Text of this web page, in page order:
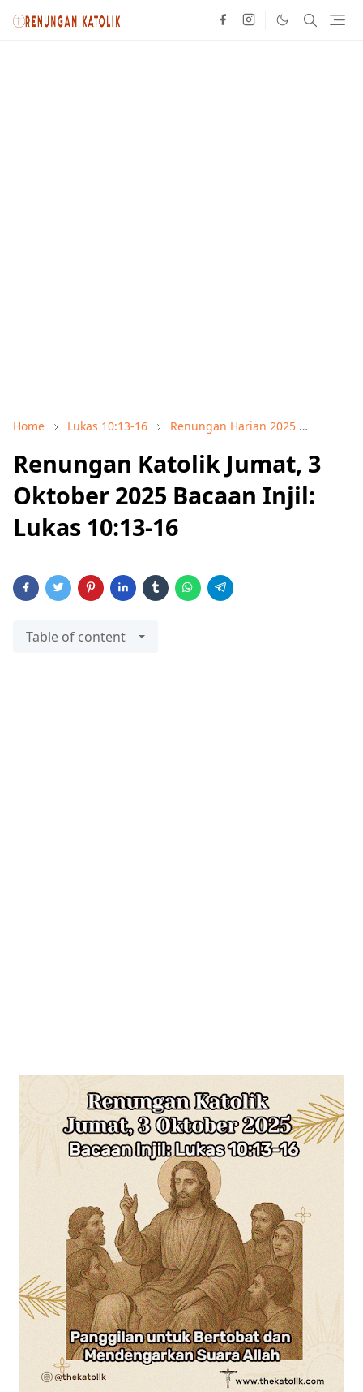
Home Lukas 10:13-16 Renungan Harian 2025
Renungan Katolik Jumat, 3
Oktober 2025 Bacaan Injil:
Lukas 10:13-16
Table of content